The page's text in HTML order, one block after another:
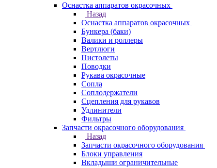
Оснастка аппаратов окрасочных
Назад
Оснастка аппаратов окрасочных
Бункера (баки)
Валики и роллеры
Вертлюги
Пистолеты
Поводки
Рукава окрасочные
Сопла
Соплодержатели
Сцепления для рукавов
Удлинители
Фильтры
Запчасти окрасочного оборудования
Назад
Запчасти окрасочного оборудования
Блоки управления
Вкладыши ограничительные